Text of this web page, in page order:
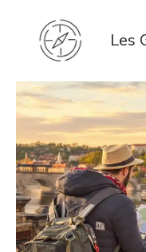
contenu
Les